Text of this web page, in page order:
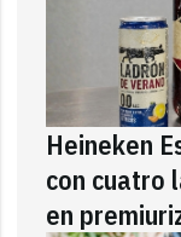
Heineken
con cuatro
en